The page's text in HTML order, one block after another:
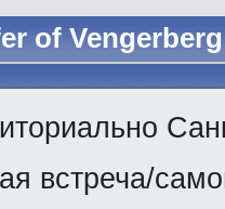
of
встреча/